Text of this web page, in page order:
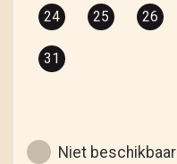
24 25 26
31
Niet beschikbaar